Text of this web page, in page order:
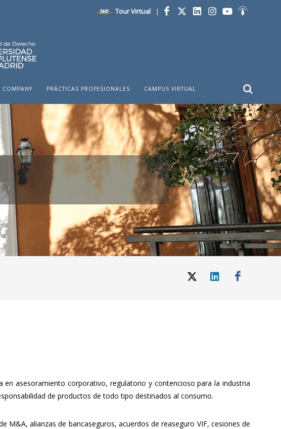
Tour Virtual |
PRÁCTICAS PROFESIONALES CAMPUS VIRTUAL
en asesoramiento corporativo, regulatorio y contencioso para la industria
de productos de todo tipo destinados al consumo.
alianzas de bancaseguros, acuerdos de reaseguro VIF, cesiones de